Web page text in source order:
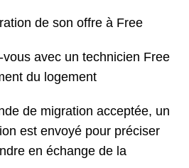
de son offre à Free
avec un technicien Free
du logement
de migration acceptée, un
est envoyé pour préciser
en échange de la